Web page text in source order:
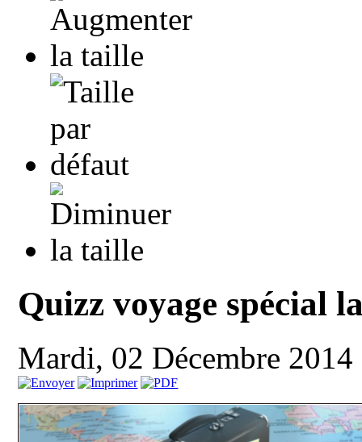
Quizz voyage spécial
Mardi, 02 Décembre